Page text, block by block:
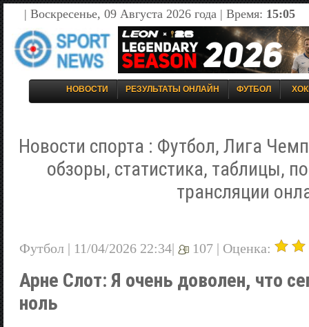
| Воскресенье, 09 Августа 2026 года | Время: 15:05
НОВОСТИ РЕЗУЛЬТАТЫ ОНЛАЙН ФУТБОЛ
Новости спорта : Футбол, Лига
обзоры, статистика, таблицы,
трансляции
Футбол | 11/04/2026 22:34| 107 | Оценка:
Арне Слот: Я очень доволен, что
ноль